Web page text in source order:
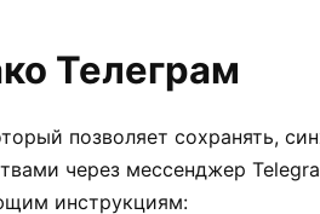
Телеграм
позволяет сохранять,
через мессенджер
инструкциям: